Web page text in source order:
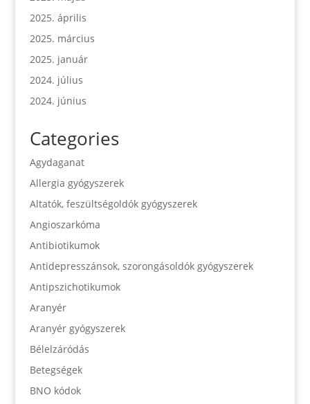
2025. április
2025. március
2025. január
2024. július
2024. június
Categories
Agydaganat
Allergia gyógyszerek
Altatók, feszültségoldók gyógyszerek
Angioszarkóma
Antibiotikumok
Antidepresszánsok, szorongásoldók gyógyszerek
Antipszichotikumok
Aranyér
Aranyér gyógyszerek
Bélelzáródás
Betegségek
BNO kódok